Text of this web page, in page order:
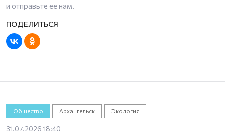
и отправьте ее нам.
Общество Архангельск Экология
31.07.2026 18:40